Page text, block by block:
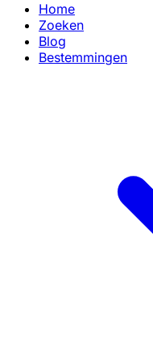
Home
Zoeken
Blog
Bestemmingen